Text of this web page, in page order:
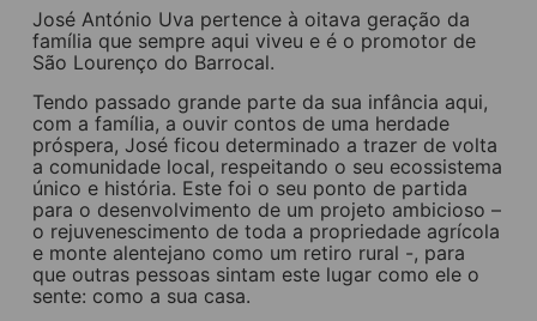
José António Uva pertence à oitava geração da
família que sempre aqui viveu e é o promotor de
São Lourenço do Barrocal.
Tendo passado grande parte da sua infância aqui,
com a família, a ouvir contos de uma herdade
próspera, José ficou determinado a trazer de volta
a comunidade local, respeitando o seu ecossistema
único e história. Este foi o seu ponto de partida
para o desenvolvimento de um projeto ambicioso –
o rejuvenescimento de toda a propriedade agrícola
e monte alentejano como um retiro rural -, para
que outras pessoas sintam este lugar como ele o
sente: como a sua casa.